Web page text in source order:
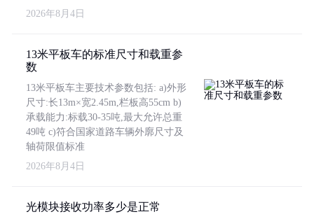
2026年8月4日
13米平板车的标准尺寸和载重参
数
13米平板车主要技术参数包括: a)外形
尺寸:长13m×宽2.45m,栏板高55cm b)
承载能力:标载30-35吨,最大允许总重
49吨 c)符合国家道路车辆外廓尺寸及
轴荷限值标准
2026年8月4日
光模块接收功率多少是正常